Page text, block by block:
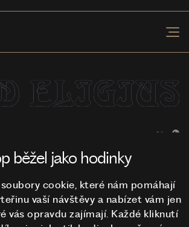
NA TOMTO WEBU STRAŠÍ
běžel jako hodinky
cookie, které nám pomáhají
vaší návštěvy a nabízet vám jen
vás opravdu zajímají. Každé kliknutí